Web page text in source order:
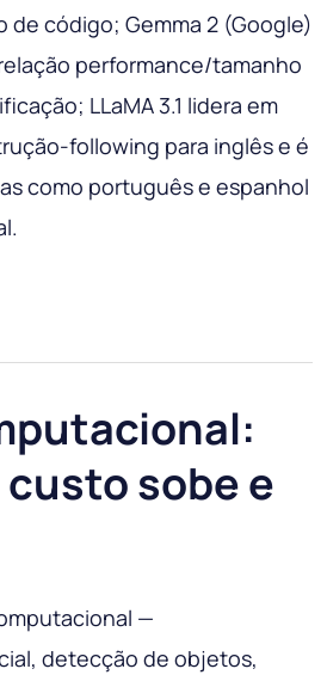
de código; Gemma 2 (Google)
performance/tamanho
LLaMA 3.1 lidera em
following para inglês e é
como português e espanhol
sobe e
—
detecção de objetos,